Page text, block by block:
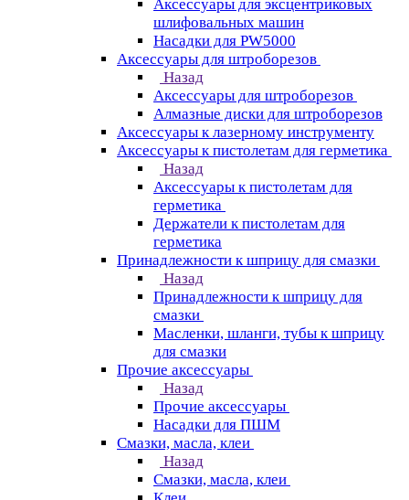
Аксессуары для эксцентриковых
шлифовальных машин
Насадки для PW5000
Аксессуары для штроборезов
Назад
Аксессуары для штроборезов
Алмазные диски для штроборезов
Аксессуары к лазерному инструменту
Аксессуары к пистолетам для герметика
Назад
Аксессуары к пистолетам для
герметика
Держатели к пистолетам для
герметика
Принадлежности к шприцу для смазки
Назад
Принадлежности к шприцу для
смазки
Масленки, шланги, тубы к шприцу
для смазки
Прочие аксессуары
Назад
Прочие аксессуары
Насадки для ПШМ
Смазки, масла, клеи
Назад
Смазки, масла, клеи